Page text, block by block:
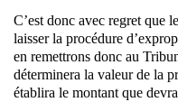
C’est donc avec regret que
laisser la procédure
en remettrons donc au
déterminera la valeur de la
établira le montant que